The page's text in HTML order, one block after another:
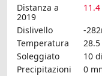
Distanza a
2019
Dislivello
-
Temperatura
28.5
Soleggiato
10
Precipitazioni
0